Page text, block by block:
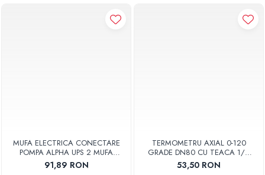
MUFA ELECTRICA CONECTARE
POMPA ALPHA UPS 2 MUFA
ELECTRICA GRUNDFOS
91,89 RON
TERMOMETRU AXIAL 0-120
GRADE DN80 CU TEACA 1/2
TB80-100 FIMET
53,50 RON